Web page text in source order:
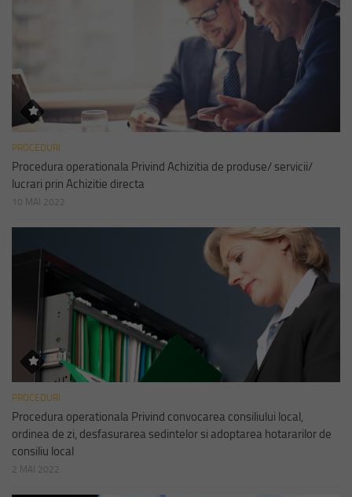
PROCEDURI
Procedura operationala Privind Achizitia de produse/ servicii/
lucrari prin Achizitie directa
10 MAI 2022
PROCEDURI
Procedura operationala Privind convocarea consiliului local,
ordinea de zi, desfasurarea sedintelor si adoptarea hotararilor de
consiliu local
2 MAI 2022